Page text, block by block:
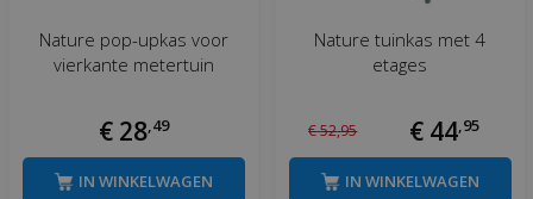
Nature pop-upkas voor
vierkante metertuin
€ 28,49
IN WINKELWAGEN
Nature tuinkas met 4
etages
€52,95 € 44,95
IN WINKELWAGEN